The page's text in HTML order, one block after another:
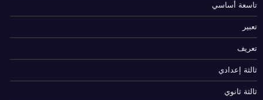
تاسعة أساسي
تعبير
تعريف
ثالثة إعدادي
ثالثة ثانوي